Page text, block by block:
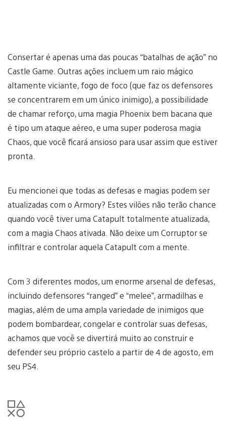
Consertar é apenas uma das poucas “batalhas de ação” no
Castle Game. Outras ações incluem um raio mágico
altamente viciante, fogo de foco (que faz os defensores
se concentrarem em um único inimigo), a possibilidade
de chamar reforço, uma magia Phoenix bem bacana que
é tipo um ataque aéreo, e uma super poderosa magia
Chaos, que você ficará ansioso para usar assim que estiver
pronta.
Eu mencionei que todas as defesas e magias podem ser
atualizadas com o Armory? Estes vilões não terão chance
quando você tiver uma Catapult totalmente atualizada,
com a magia Chaos ativada. Não deixe um Corruptor se
infiltrar e controlar aquela Catapult com a mente.
Com 3 diferentes modos, um enorme arsenal de defesas,
incluindo defensores “ranged” e “melee”, armadilhas e
magias, além de uma ampla variedade de inimigos que
podem bombardear, congelar e controlar suas defesas,
achamos que você se divertirá muito ao construir e
defender seu próprio castelo a partir de 4 de agosto, em
seu PS4.